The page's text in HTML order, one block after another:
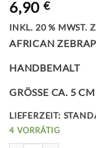
6,90 €
INKL. 20 % MWST.
AFRICAN
HANDBEMALT
GRÖSSE CA. 5 CM
LIEFERZEIT:
4 VORRÄTIG